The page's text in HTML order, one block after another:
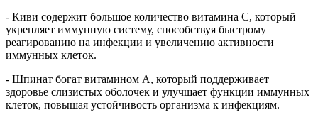
- Киви содержит большое количество витамина C, который
укрепляет иммунную систему, способствуя быстрому
реагированию на инфекции и увеличению активности
иммунных клеток.
- Шпинат богат витамином A, который поддерживает
здоровье слизистых оболочек и улучшает функции иммунных
клеток, повышая устойчивость организма к инфекциям.